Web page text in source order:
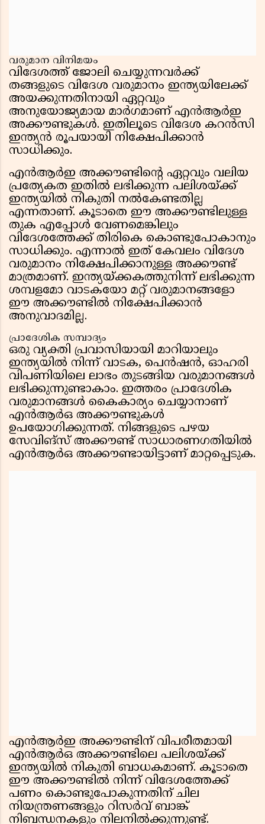
വരുമാന വിനിമയം
വിദേശത്ത് ജോലി ചെയ്യുന്നവർക്ക്
തങ്ങളുടെ വിദേശ വരുമാനം ഇന്ത്യയിലേക്ക്
അയക്കുന്നതിനായി ഏറ്റവും
അനുയോജ്യമായ മാർഗമാണ് എൻആർഇ
അക്കൗണ്ടുകൾ. ഇതിലൂടെ വിദേശ കറൻസി
ഇന്ത്യൻ രൂപയായി നിക്ഷേപിക്കാൻ
സാധിക്കും.
എൻആർഇ അക്കൗണ്ടിന്റെ ഏറ്റവും വലിയ
പ്രത്യേകത ഇതിൽ ലഭിക്കുന്ന പലിശയ്ക്ക്
ഇന്ത്യയിൽ നികുതി നൽകേണ്ടതില്ല
എന്നതാണ്. കൂടാതെ ഈ അക്കൗണ്ടിലുള്ള
തുക എപ്പോൾ വേണമെങ്കിലും
വിദേശത്തേക്ക് തിരികെ കൊണ്ടുപോകാനും
സാധിക്കും. എന്നാൽ ഇത് കേവലം വിദേശ
വരുമാനം നിക്ഷേപിക്കാനുള്ള അക്കൗണ്ട്
മാത്രമാണ്. ഇന്ത്യയ്ക്കകത്തുനിന്ന് ലഭിക്കുന്ന
ശമ്പളമോ വാടകയോ മറ്റ് വരുമാനങ്ങളോ
ഈ അക്കൗണ്ടിൽ നിക്ഷേപിക്കാൻ
അനുവാദമില്ല.
പ്രാദേശിക സമ്പാദ്യം
ഒരു വ്യക്തി പ്രവാസിയായി മാറിയാലും
ഇന്ത്യയിൽ നിന്ന് വാടക, പെൻഷൻ, ഓഹരി
വിപണിയിലെ ലാഭം തുടങ്ങിയ വരുമാനങ്ങൾ
ലഭിക്കുന്നുണ്ടാകാം. ഇത്തരം പ്രാദേശിക
വരുമാനങ്ങൾ കൈകാര്യം ചെയ്യാനാണ്
എൻആർഒ അക്കൗണ്ടുകൾ
ഉപയോഗിക്കുന്നത്. നിങ്ങളുടെ പഴയ
സേവിങ്‌സ് അക്കൗണ്ട് സാധാരണഗതിയിൽ
എൻആർഒ അക്കൗണ്ടായിട്ടാണ് മാറ്റപ്പെടുക.
എൻആർഇ അക്കൗണ്ടിന് വിപരീതമായി
എൻആർഒ അക്കൗണ്ടിലെ പലിശയ്ക്ക്
ഇന്ത്യയിൽ നികുതി ബാധകമാണ്. കൂടാതെ
ഈ അക്കൗണ്ടിൽ നിന്ന് വിദേശത്തേക്ക്
പണം കൊണ്ടുപോകുന്നതിന് ചില
നിയന്ത്രണങ്ങളും റിസർവ് ബാങ്ക്
നിബന്ധനകളും നിലനിൽക്കുന്നുണ്ട്.